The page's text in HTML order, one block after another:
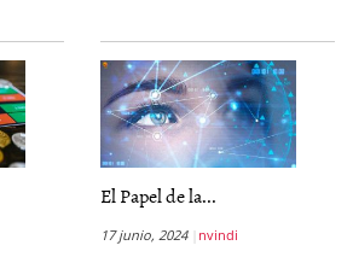
El Papel de la...
17 junio, 2024 nvindi